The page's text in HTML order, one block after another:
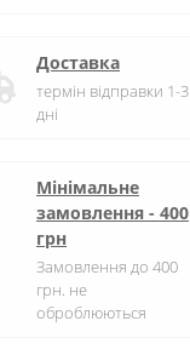
Доставка
термін відправки 1-3
дні
Мінімальне
замовлення - 400
грн
Замовлення до 400
грн. не
оброблюються